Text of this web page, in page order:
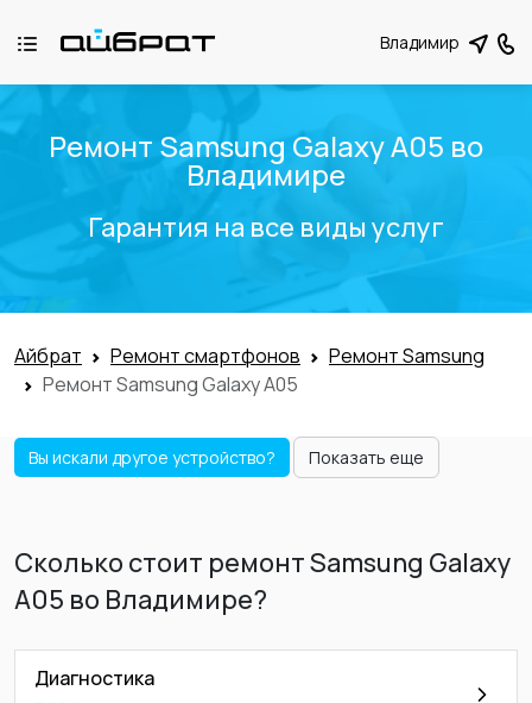
Владимир
Ремонт Samsung Galaxy A05 во
Владимире
Гарантия на все виды услуг
Айбрат Ремонт смартфонов
Ремонт Samsung
Ремонт Samsung Galaxy A05
Вы искали другое устройство? Показать еще
Сколько стоит ремонт Samsung Galaxy
A05 во Владимире?
Диагностика